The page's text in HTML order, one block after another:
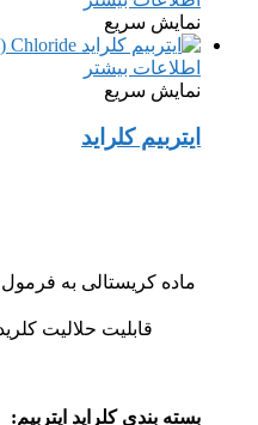
نمایش سریع
اطلاعات بیشتر
نمایش سریع
ایتربیم کلراید
ماده کریستالی به فرمول YbCl
قابلیت حلالیت
بسته بندی کلراید ایتربیم: